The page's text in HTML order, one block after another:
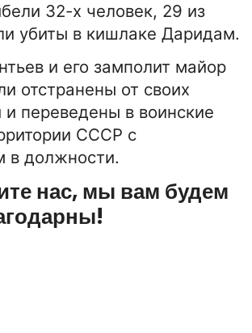
32-х человек, 29 из
убиты в кишлаке Даридам.
и его замполит майор
отстранены от своих
переведены в воинские
СССР с
в должности.
нас, мы вам будем